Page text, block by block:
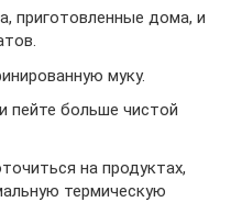
приготовленные дома, и
муку.
пейте больше чистой
на продуктах,
термическую